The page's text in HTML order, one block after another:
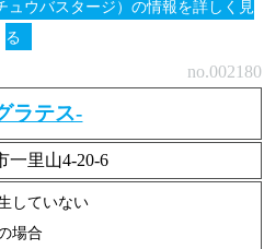
ュウバスタージ）の情報を詳しく見
る
no.002180
ラテス-
一里山4-20-6
していない
場合